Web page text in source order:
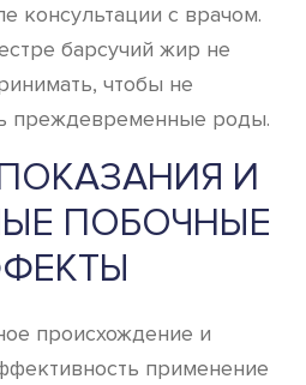
консультации с врачом.
барсучий жир не
чтобы не
преждевременные роды.
И
ПОБОЧНЫЕ
происхождение и
применение